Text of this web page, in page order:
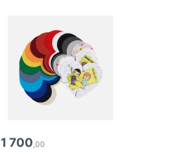
1 700 ,00